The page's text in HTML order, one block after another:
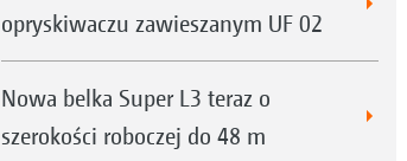
opryskiwaczu zawieszanym UF 02
Nowa belka Super L3 teraz o
szerokości roboczej do 48 m